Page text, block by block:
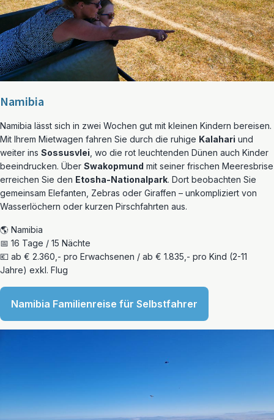
Namibia
Namibia lässt sich in zwei Wochen gut mit kleinen Kindern bereisen.
Mit Ihrem Mietwagen fahren Sie durch die ruhige Kalahari und
weiter ins Sossusvlei , wo die rot leuchtenden Dünen auch Kinder
beeindrucken. Über Swakopmund mit seiner frischen Meeresbrise
erreichen Sie den Etosha-Nationalpark. Dort beobachten Sie
gemeinsam Elefanten, Zebras oder Giraffen – unkompliziert von
Wasserlöchern oder kurzen Pirschfahrten aus.
🌎 Namibia
📅 16 Tage / 15 Nächte
💶 ab € 2.360,- pro Erwachsenen / ab € 1.835,- pro Kind (2-11
Jahre) exkl. Flug
Namibia Familienreise für Selbstfahrer